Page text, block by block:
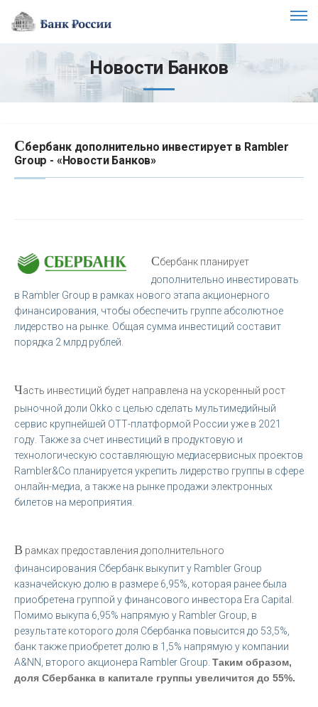
Новости Банков
Сбербанк дополнительно инвестирует в Rambler
Group - «Новости Банков»
Сбербанк планирует
дополнительно инвестировать
в Rambler Group в рамках нового этапа акционерного
финансирования, чтобы обеспечить группе абсолютное
лидерство на рынке. Общая сумма инвестиций составит
порядка 2 млрд рублей.
Часть инвестиций будет направлена на ускоренный рост
рыночной доли Okko с целью сделать мультимедийный
сервис крупнейшей ОТТ-платформой России уже в 2021
году. Также за счет инвестиций в продуктовую и
технологическую составляющую медиасервисных проектов
Rambler&Co планируется укрепить лидерство группы в сфере
онлайн-медиа, а также на рынке продажи электронных
билетов на мероприятия.
В рамках предоставления дополнительного
финансирования Сбербанк выкупит у Rambler Group
казначейскую долю в размере 6,95%, которая ранее была
приобретена группой у финансового инвестора Era Capital.
Помимо выкупа 6,95% напрямую у Rambler Group, в
результате которого доля Сбербанка повысится до 53,5%,
банк также приобретет долю в 1,5% напрямую у компании
A&NN, второго акционера Rambler Group. Таким образом,
доля Сбербанка в капитале группы увеличится до 55%.